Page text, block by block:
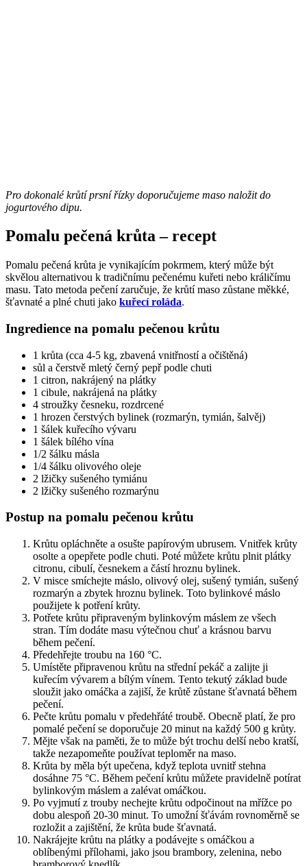
Pro dokonalé krůtí prsní řízky doporučujeme maso naložit do
jogurtového dipu.
Pomalu pečená krůta – recept
Pomalu pečená krůta je vynikajícím pokrmem, který může být
skvělou alternativou k tradičnímu pečenému kuřeti nebo králičímu
masu. Tato metoda pečení zaručuje, že krůtí maso zůstane měkké,
šťavnaté a plné chuti jako kuřecí roláda.
Ingredience na pomalu pečenou krůtu
1 krůta (cca 4-5 kg, zbavená vnitřností a očištěná)
sůl a čerstvě mletý černý pepř podle chuti
1 citron, nakrájený na plátky
1 cibule, nakrájená na plátky
4 stroužky česneku, rozdrcené
1 hrozen čerstvých bylinek (rozmarýn, tymián, šalvěj)
1 šálek kuřecího vývaru
1 šálek bílého vína
1/2 šálku másla
1/4 šálku olivového oleje
2 lžičky sušeného tymiánu
2 lžičky sušeného rozmarýnu
Postup na pomalu pečenou krůtu
Krůtu opláchněte a osušte papírovým ubrusem. Vnitřek krůty
osolte a opepřete podle chuti. Poté můžete krůtu plnit plátky
citronu, cibulí, česnekem a částí hroznu bylinek.
V misce smíchejte máslo, olivový olej, sušený tymián, sušený
rozmarýn a zbytek hroznu bylinek. Toto bylinkové máslo
použijete k potření krůty.
Potřete krůtu připraveným bylinkovým máslem ze všech
stran. Tím dodáte masu výtečnou chuť a krásnou barvu
během pečení.
Předehřejte troubu na 160 °C.
Umístěte připravenou krůtu na střední pekáč a zalijte ji
kuřecím vývarem a bílým vínem. Tento tekutý základ bude
sloužit jako omáčka a zajiší, že krůtě zůstane šťavnatá během
pečení.
Pečte krůtu pomalu v předehřáté troubě. Obecně platí, že pro
pomalé pečení se doporučuje 20 minut na každý 500 g krůty.
Mějte však na paměti, že to může být trochu delší nebo kratší,
takže nezapomeňte používat teploměr na maso.
Krůta by měla být upečena, když teplota uvnitř stehna
dosáhne 75 °C. Během pečení krůtu můžete pravidelně potírat
bylinkovým máslem a zalévat omáčkou.
Po vyjmutí z trouby nechejte krůtu odpočinout na mřížce po
dobu alespoň 20-30 minut. To umožní šťávám rovnoměrně se
rozložit a zajištění, že krůta bude šťavnatá.
Nakrájejte krůtu na plátky a podávejte s omáčkou a
oblíbenými přílohami, jako jsou brambory, zelenina, nebo